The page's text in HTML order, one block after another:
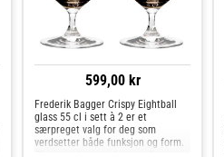
599,00 kr
Frederik Bagger Crispy Eightball
glass 55 cl i sett à 2 er et
særpreget valg for deg som
verdsetter både funksjon og form.